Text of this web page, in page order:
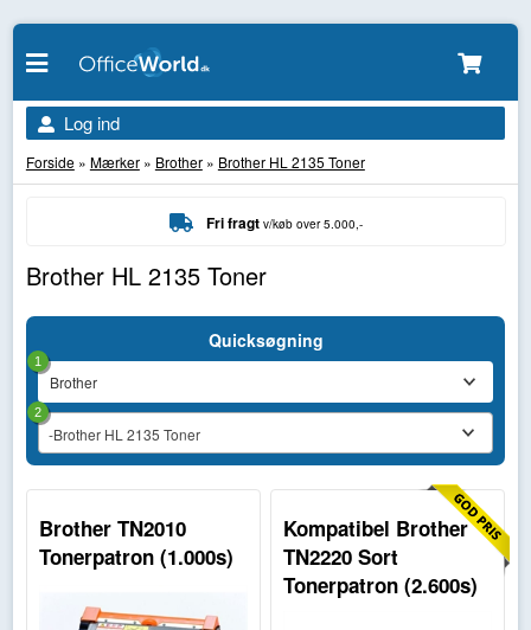
Log ind
Forside» Mærker» Brother» Brother HL 2135 Toner
Fri fragt v/køb over 5.000,-
Brother HL 2135 Toner
Quicksøgning
1
-Brother HL 2135 Toner
2
Brother TN2010
Tonerpatron (1.000s)
Kompatibel Brother
TN2220 Sort
Tonerpatron (2.600s)